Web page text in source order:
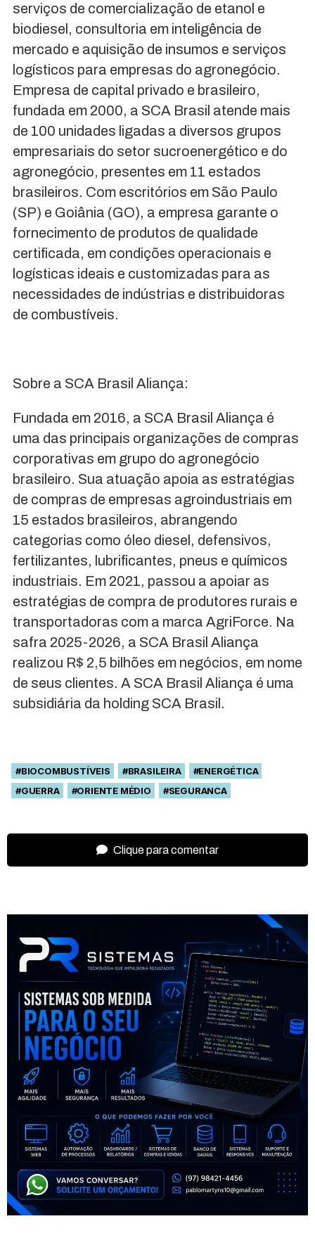
serviços de comercialização de etanol e
biodiesel, consultoria em inteligência de
mercado e aquisição de insumos e serviços
logísticos para empresas do agronegócio.
Empresa de capital privado e brasileiro,
fundada em 2000, a SCA Brasil atende mais
de 100 unidades ligadas a diversos grupos
empresariais do setor sucroenergético e do
agronegócio, presentes em 11 estados
brasileiros. Com escritórios em São Paulo
(SP) e Goiânia (GO), a empresa garante o
fornecimento de produtos de qualidade
certificada, em condições operacionais e
logísticas ideais e customizadas para as
necessidades de indústrias e distribuidoras
de combustíveis.
Sobre a SCA Brasil Aliança:
Fundada em 2016, a SCA Brasil Aliança é
uma das principais organizações de compras
corporativas em grupo do agronegócio
brasileiro. Sua atuação apoia as estratégias
de compras de empresas agroindustriais em
15 estados brasileiros, abrangendo
categorias como óleo diesel, defensivos,
fertilizantes, lubrificantes, pneus e químicos
industriais. Em 2021, passou a apoiar as
estratégias de compra de produtores rurais e
transportadoras com a marca AgriForce. Na
safra 2025-2026, a SCA Brasil Aliança
realizou R$ 2,5 bilhões em negócios, em nome
de seus clientes. A SCA Brasil Aliança é uma
subsidiária da holding SCA Brasil.
#BIOCOMBUSTÍVEIS #BRASILEIRA
#ENERGÉTICA
#GUERRA
#ORIENTE MÉDIO #SEGURANCA
Clique para comentar